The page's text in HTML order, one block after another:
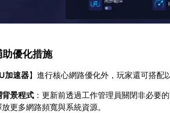
優化措施
加速器】進行核心網路優化外，玩家還可搭配
背景程式 ：更新前透過工作管理員關閉非必要
更多網路頻寬與系統資源。